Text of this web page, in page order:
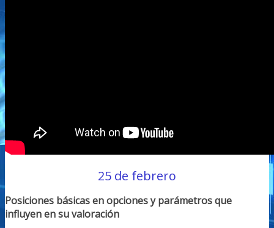
25 de febrero
Posiciones básicas en opciones y parámetros que
influyen en su valoración